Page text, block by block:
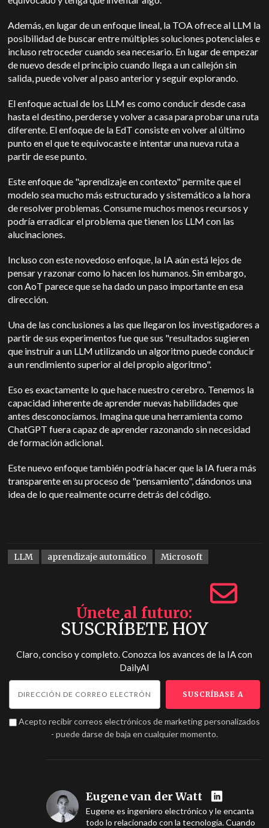
Además, en lugar de un enfoque lineal, la TOA ofrece al LLM la
posibilidad de buscar entre múltiples soluciones potenciales e
incluso retroceder cuando sea necesario. En lugar de empezar
de nuevo desde el principio cuando llega a un callejón sin
salida, puede volver al paso anterior y seguir explorando.
El enfoque actual de los LLM es como conducir desde casa
hasta el destino, perderse y volver a casa para probar una ruta
diferente. El enfoque de la EdT consiste en volver al último
punto en el que te equivocaste e intentar una nueva ruta a
partir de ese punto.
Este enfoque de "aprendizaje en contexto" permite que el
modelo sea mucho más estructurado y sistemático a la hora
de resolver problemas. Consume muchos menos recursos y
podría erradicar el problema que tienen los LLM con las
alucinaciones.
Incluso con este novedoso enfoque, la IA aún está lejos de
pensar y razonar como lo hacen los humanos. Sin embargo,
con AoT parece que se ha dado un paso importante en esa
dirección.
Una de las conclusiones a las que llegaron los investigadores a
partir de sus experimentos fue que sus "resultados sugieren
que instruir a un LLM utilizando un algoritmo puede conducir
a un rendimiento superior al del propio algoritmo".
Eso es exactamente lo que hace nuestro cerebro. Tenemos la
capacidad inherente de aprender nuevas habilidades que
antes desconocíamos. Imagina que una herramienta como
ChatGPT fuera capaz de aprender razonando sin necesidad
de formación adicional.
Este nuevo enfoque también podría hacer que la IA fuera más
transparente en su proceso de "pensamiento", dándonos una
idea de lo que realmente ocurre detrás del código.
LLM aprendizaje automático Microsoft
Únete al futuro
SUSCRÍBETE HOY
Claro, conciso y completo. Conozca los avances de la IA con
DailyAI
Acepto recibir correos electrónicos de marketing personalizados
- puede darse de baja en cualquier momento.
Eugene van der Watt
Eugene es ingeniero electrónico y le encanta
todo lo relacionado con la tecnología. Cuando